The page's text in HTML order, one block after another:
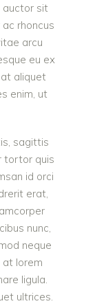
auctor sit
rhoncus
arcu
eu ex
aliquet
enim, ut
sagittis
tortor quis
id orci
erat,
nunc,
neque
at lorem
ligula.
ultrices.